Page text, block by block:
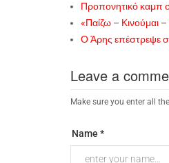
Προπονητικό καμπ
«Παίζω – Κινούμαι
Ο Άρης επέστρεψε
Leave a
Make sure you enter all
Name *